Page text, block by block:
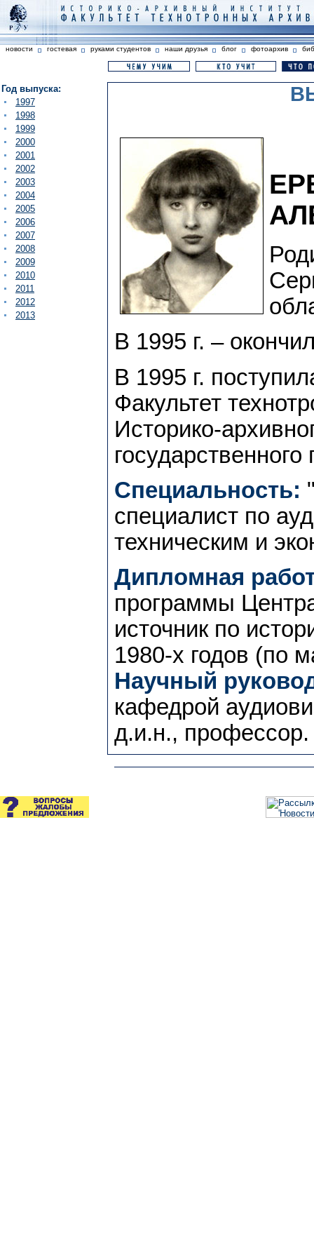
новости гостевая руками студентов наши друзья блог фотоархив
Год выпуска:
1997
1998
1999
2000
2001
2002
2003
2004
2005
2006
2007
2008
2009
2010
2011
2012
2013
В 1995 г. –
В 1995 г.
Факультет
Историко-
Специальность:
специалист по
техническим и
Дипломная
программы
источник по
1980-х годов (по
Научный
кафедрой
д.и.н., профессор.